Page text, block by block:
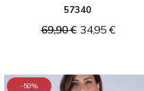
57340
69,90 € 34,95 €
-50%